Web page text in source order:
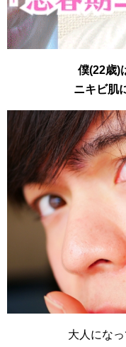
僕(22歳)
ニキビ肌
大人にな